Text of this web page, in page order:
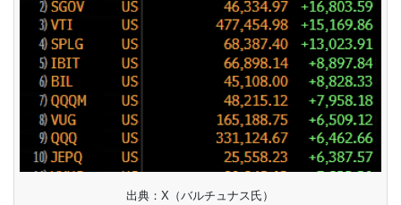
出典：X（バルチュナス氏）